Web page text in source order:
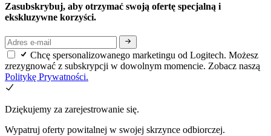
Zasubskrybuj, aby otrzymać swoją ofertę specjalną i
ekskluzywne korzyści.
Chcę spersonalizowanego marketingu od Logitech. Możesz
zrezygnować z subskrypcji w dowolnym momencie. Zobacz naszą
Politykę Prywatności.
Dziękujemy za zarejestrowanie się.
Wypatruj oferty powitalnej w swojej skrzynce odbiorczej.